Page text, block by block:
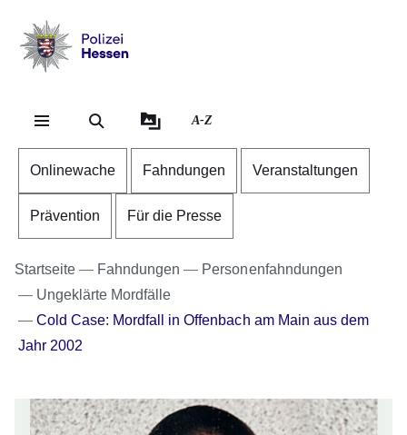
Hessen
A-Z
Onlinewache Fahndungen Veranstaltungen
Prävention Für die Presse
Startseite Fahndungen
Personenfahndungen
Ungeklärte Mordfälle
Cold Case: Mordfall in Offenbach am Main aus dem
Jahr 2002